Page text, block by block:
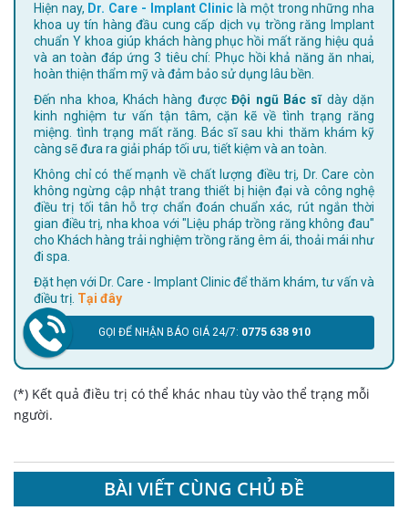
Hiện nay, Dr. Care - Implant Clinic là một trong những nha
khoa uy tín hàng đầu cung cấp dịch vụ trồng răng Implant
chuẩn Y khoa giúp khách hàng phục hồi mất răng hiệu quả
và an toàn đáp ứng 3 tiêu chí: Phục hồi khả năng ăn nhai,
hoàn thiện thẩm mỹ và đảm bảo sử dụng lâu bền.
Đến nha khoa, Khách hàng đượcĐội ngũ Bác sĩdày dặn
kinh nghiệm tư vấn tận tâm, cặn kẽ về tình trạng răng
miệng. tình trạng mất răng. Bác sĩ sau khi thăm khám kỹ
càng sẽ đưa ra giải pháp tối ưu, tiết kiệm và an toàn.
Không chỉ có thế mạnh về chất lượng điều trị, Dr. Care còn
không ngừng cập nhật trang thiết bị hiện đại và công nghệ
điều trị tối tân hỗ trợ chẩn đoán chuẩn xác, rút ngắn thời
gian điều trị, nha khoa với "Liệu pháp trồng răng không đau"
cho Khách hàng trải nghiệm trồng răng êm ái, thoải mái như
đi spa.
Đặt hẹn với Dr. Care - Implant Clinic để thăm khám, tư vấn và
điều trị. Tại đây
GỌI ĐỂ NHẬN BÁO GIÁ 24/7: 0775 638 910
(*) Kết quả điều trị có thể khác nhau tùy vào thể trạng mỗi
người.
BÀI VIẾT CÙNG CHỦ ĐỀ